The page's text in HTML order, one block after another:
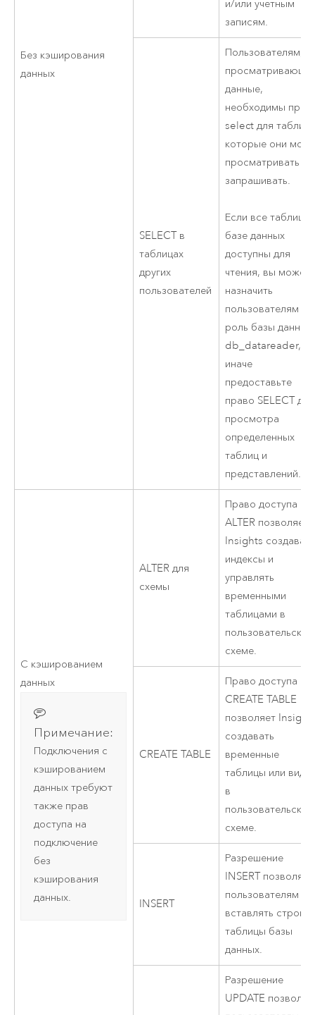
Без кэширования
данных
и/или учетным
записям.
SELECT в
таблицах
других
пользователей
Пользователям,
данные,
необходимы
select для таблиц,
которые они
просматривать
запрашивать.
Если все таблицы
базе данных
доступны для
чтения, вы
назначить
пользователям
роль базы данных
db_datareader,
иначе
предоставьте
право SELECT для
просмотра
определенных
таблиц и
представлений.
С кэшированием
данных
Примечание:
Подключения с
кэшированием
данных требуют
также прав
доступа на
подключение
без
кэширования
данных.
ALTER для
схемы
Право доступа
ALTER позволяет
Insights создавать
индексы и
управлять
временными
таблицами в
пользовательской
схеме.
CREATE TABLE
Право доступа
CREATE TABLE
позволяет
создавать
временные
таблицы или виды
в
пользовательской
схеме.
INSERT
Разрешение
INSERT позволяет
пользователям
вставлять строки
таблицы базы
данных.
Разрешение
UPDATE